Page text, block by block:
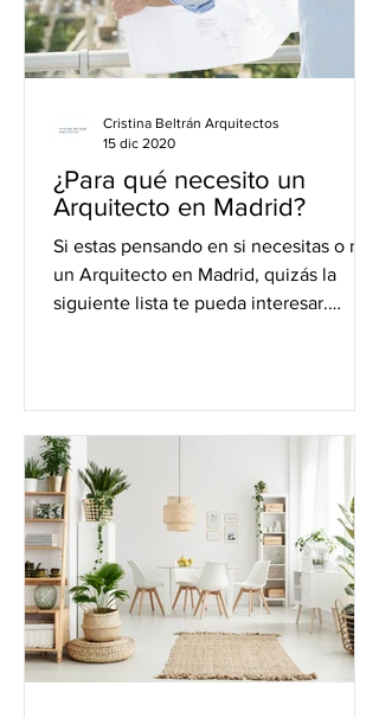
¿Para qué necesito un
Arquitecto en Madrid?
Si estas pensando en si necesitas o no
un Arquitecto en Madrid, quizás la
siguiente lista te pueda interesar.
Cristina Beltrán Arquitectos
15 dic 2020